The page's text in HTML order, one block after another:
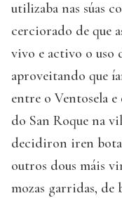
utilizaba nas súas
cerciorado de que
vivo e activo o uso
aproveitando que
entre o Ventosela e
do San Roque na
decidiron iren
outros dous máis
mozas garridas, de